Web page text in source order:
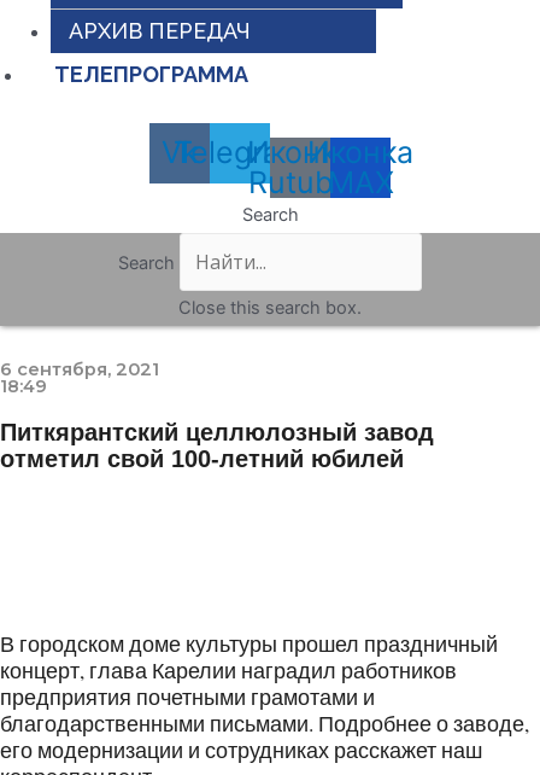
АРХИВ ПЕРЕДАЧ
ТЕЛЕПРОГРАММА
Vk
Telegram
Иконка
Rutube
Иконка
MAX
Search
Search
Close this search box.
6 сентября, 2021
18:49
Питкярантский целлюлозный завод
отметил свой 100-летний юбилей
В городском доме культуры прошел праздничный
концерт, глава Карелии наградил работников
предприятия почетными грамотами и
благодарственными письмами. Подробнее о заводе,
его модернизации и сотрудниках расскажет наш